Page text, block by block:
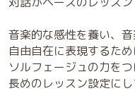
音楽的な感性を養い、
自由自在に表現するた
ソルフェージュの力を
長めのレッスン設定にし